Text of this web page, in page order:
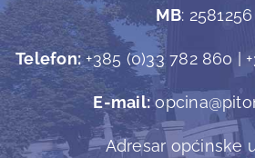
MB: 2581256
Telefon:+385 (0)33 782 860 |
E-mail:
Adresar općinske